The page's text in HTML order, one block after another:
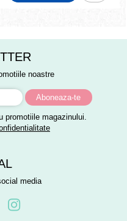
noastre
magazinului.
media